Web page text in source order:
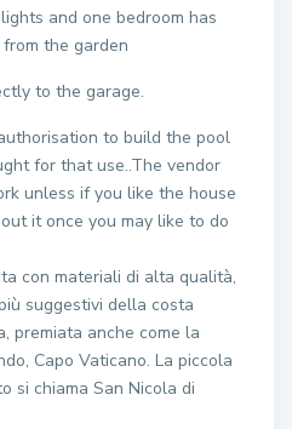
and one bedroom has
the garden
to the garage.
to build the pool
for that use..The vendor
unless if you like the house
it once you may like to do
con materiali di alta qualità,
suggestivi della costa
premiata anche come la
Capo Vaticano. La piccola
si chiama San Nicola di